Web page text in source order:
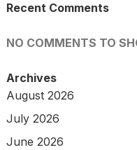
Recent Comments
NO COMMENTS TO
Archives
August 2026
July 2026
June 2026